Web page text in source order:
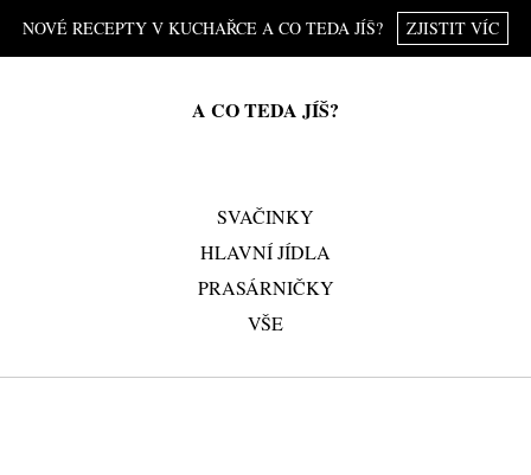
NOVÉ RECEPTY V KUCHAŘCE A CO TEDA JÍŠ? ZJISTIT VÍC
A CO TEDA JÍŠ?
SVAČINKY
HLAVNÍ JÍDLA
PRASÁRNIČKY
VŠE